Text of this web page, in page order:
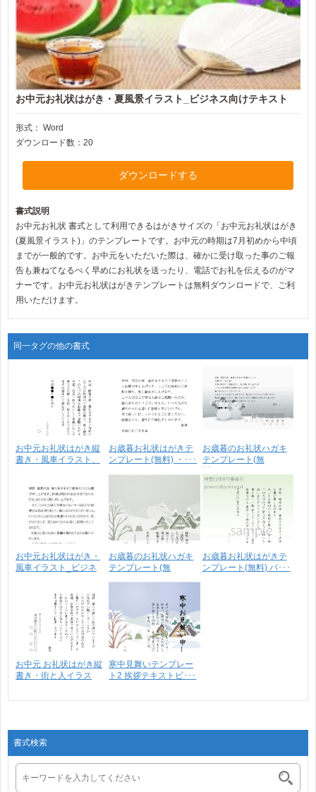
お中元お礼状はがき・夏風景イラスト_ビジネス向けテキスト
形式： Word
ダウンロード数：20
ダウンロードする
書式説明
お中元お礼状 書式として利用できるはがきサイズの「お中元お礼状はがき
(夏風景イラスト)」のテンプレートです。お中元の時期は7月初めから中頃
までが一般的です。お中元をいただいた際は、確かに受け取った事のご報
告も兼ねてなるべく早めにお礼状を送ったり、電話でお礼を伝えるのがマ
ナーです。お中元お礼状はがきテンプレートは無料ダウンロードで、ご利
用いただけます。
同一タグの他の書式
お中元お礼状はがき縦
書き・風車イラスト、
お歳暮お礼状はがきテ
ンプレート(無料) ・･･･
お歳暮のお礼状ハガキ
テンプレート(無
お中元お礼状はがき・
風車イラスト_ビジネ
お歳暮のお礼状ハガキ
テンプレート(無
お歳暮お礼状はがきテ
ンプレート(無料) パ･･･
お中元 お礼状はがき縦
書き・街と人イラス
寒中見舞いテンプレー
ト2 挨拶テキストビ･･･
書式検索